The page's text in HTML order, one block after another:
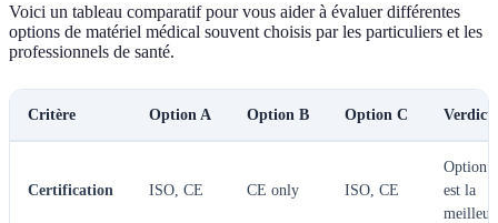
Voici un tableau comparatif pour vous aider à évaluer différentes
options de matériel médical souvent choisis par les particuliers et les
professionnels de santé.
Critère Option A Option B Option C Verdict
Certification ISO, CE CE only ISO, CE
Option
est la